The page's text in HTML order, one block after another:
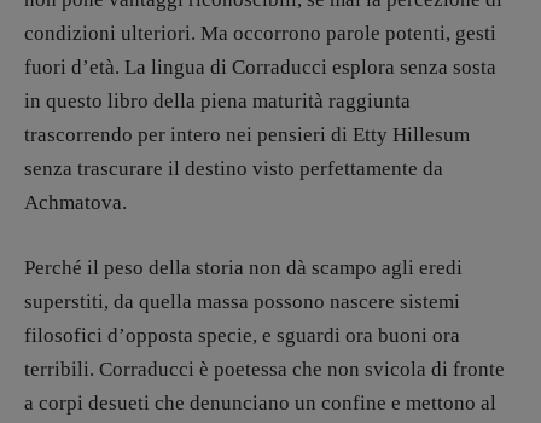
condizioni ulteriori. Ma occorrono parole potenti, gesti
fuori d’età. La lingua di Corraducci esplora senza sosta
in questo libro della piena maturità raggiunta
trascorrendo per intero nei pensieri di Etty Hillesum
senza trascurare il destino visto perfettamente da
Achmatova.
Perché il peso della storia non dà scampo agli eredi
superstiti, da quella massa possono nascere sistemi
filosofici d’opposta specie, e sguardi ora buoni ora
terribili. Corraducci è poetessa che non svicola di fronte
a corpi desueti che denunciano un confine e mettono al